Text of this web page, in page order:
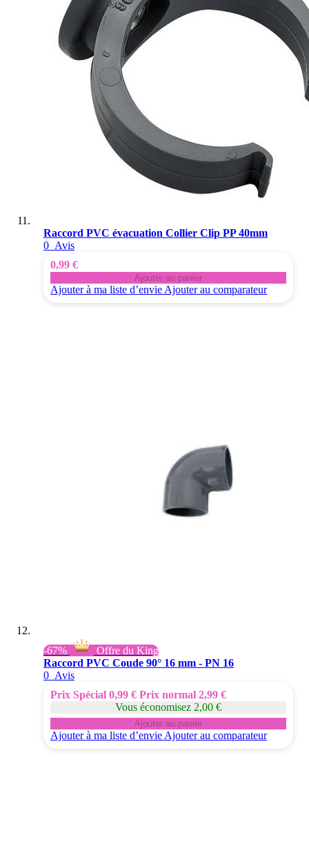
Raccord PVC évacuation Collier Clip PP 40mm
0 Avis
0,99 €
Ajouter au panier
Ajouter à ma liste d’envie Ajouter au comparateur
-67%
Offre du King
Raccord PVC Coude 90° 16 mm - PN 16
0 Avis
Prix Spécial 0,99 € Prix normal 2,99 €
Vous économisez 2,00 €
Ajouter au panier
Ajouter à ma liste d’envie Ajouter au comparateur